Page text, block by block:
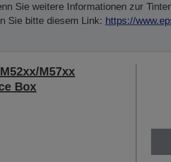
Sie weitere Informationen zur
Sie bitte diesem Link: https://
M57xx
Box